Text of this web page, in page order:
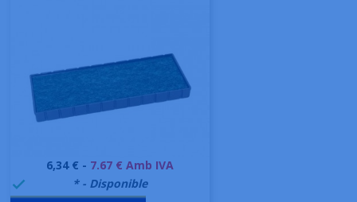
Preu
6,34 € - 7.67 € Amb IVA
 * - Disponible